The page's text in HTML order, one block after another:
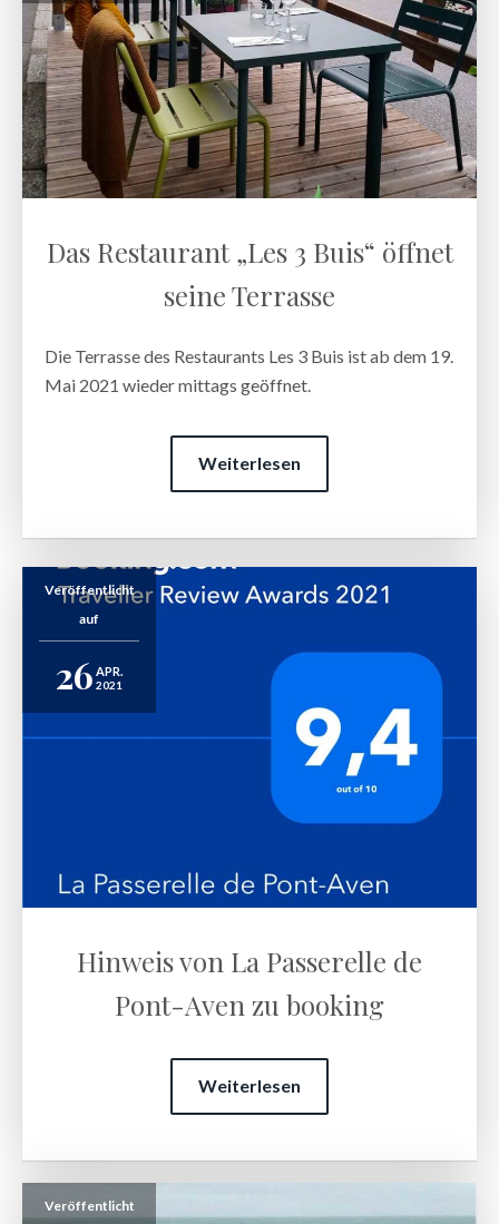
Das Restaurant „Les 3 Buis“ öffnet
seine Terrasse
Die Terrasse des Restaurants Les 3 Buis ist ab dem 19.
Mai 2021 wieder mittags geöffnet.
Weiterlesen
Veröffentlicht
auf
26 APR.
2021
Hinweis von La Passerelle de
Pont-Aven zu booking
Weiterlesen
Veröffentlicht